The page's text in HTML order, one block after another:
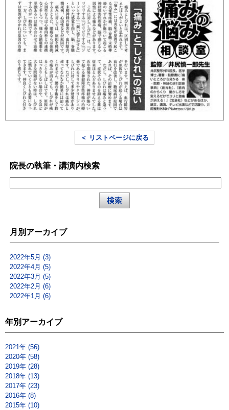
＜ リストページに戻る
院長の執筆・講演内検索
月別アーカイブ
2022年5月 (3)
2022年4月 (5)
2022年3月 (5)
2022年2月 (6)
2022年1月 (6)
年別アーカイブ
2021年 (56)
2020年 (58)
2019年 (28)
2018年 (13)
2017年 (23)
2016年 (8)
2015年 (10)